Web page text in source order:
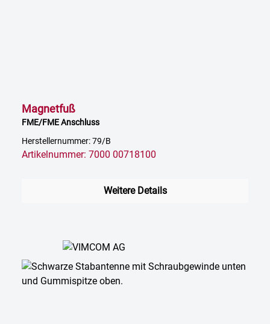
Magnetfuß
FME/FME Anschluss
Herstellernummer: 79/B
Artikelnummer: 7000 00718100
Weitere Details